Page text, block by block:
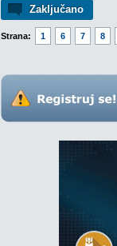
Zaključano
Strana: 1 6 7 8